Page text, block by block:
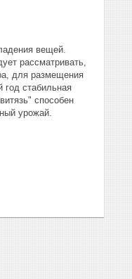
вещей.
рассматривать,
для размещения
год стабильная
способен
урожай.